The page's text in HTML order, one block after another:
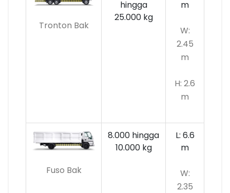
Tronton Bak
hingga
25.000 kg
m
W:
2.45
m
H: 2.6
m
Fuso Bak
8.000 hingga
10.000kg
L: 6.6
m
W:
2.35